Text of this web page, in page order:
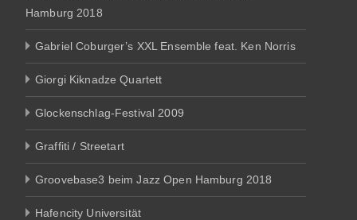
Hamburg 2018
Gabriel Coburger’s XXL Ensemble feat. Ken Norris
Giorgi Kiknadze Quartett
Glockenschlag-Festival 2009
Graffiti / Streetart
Groovebase3 beim Jazz Open Hamburg 2018
Hafencity Universität